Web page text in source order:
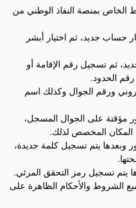
الخاص بمنصة النفاذ الوطني من
حساب جديد، ثم اختيار أبشر
ثم تسجيل رقم الإقامة أو
رقم الحدود.
ورقم الجوال وكذلك اسم
مؤقتة على الجوال المسجل،
المكان المخصص لذلك.
وبعدها يتم تسجيل كلمة جديدة،
يتم تسجيل رمز التحقق المرئي.
الشروط والأحكام الظاهرة على